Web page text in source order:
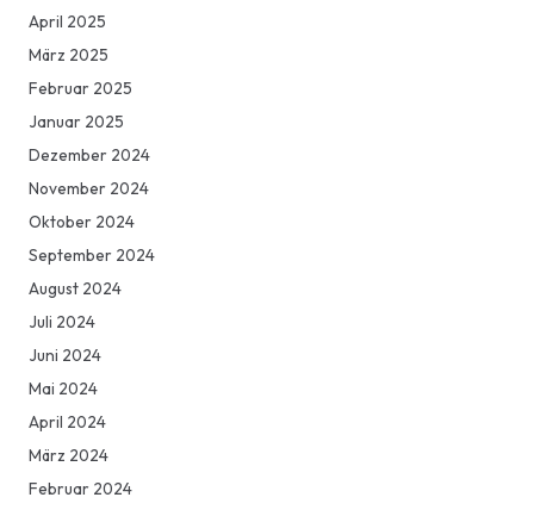
April 2025
März 2025
Februar 2025
Januar 2025
Dezember 2024
November 2024
Oktober 2024
September 2024
August 2024
Juli 2024
Juni 2024
Mai 2024
April 2024
März 2024
Februar 2024